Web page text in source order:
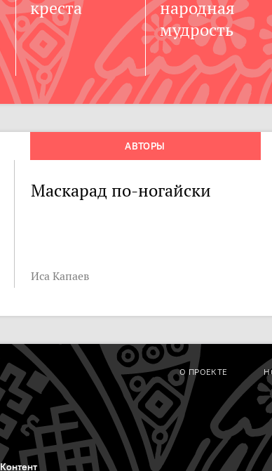
креста
народная
мудрость
АВТОРЫ
Маскарад по-ногайски
Иса Капаев
О ПРОЕКТЕ
Контент